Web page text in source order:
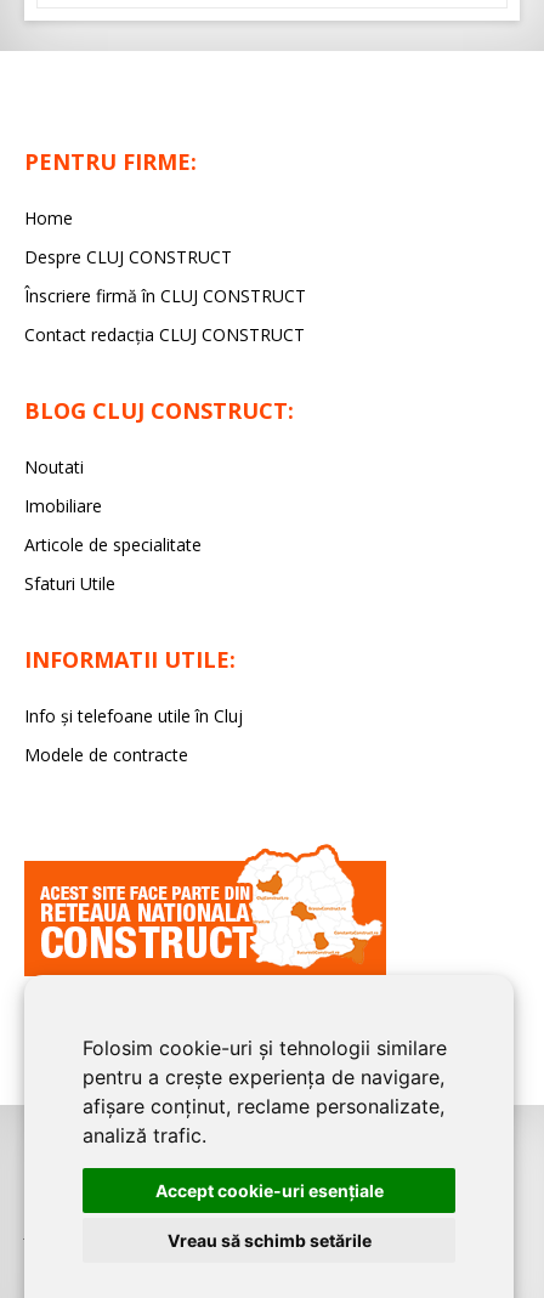
Folosim cookie-uri și tehnologii similare
pentru a crește experiența de navigare,
afișare conținut, reclame personalizate,
analiză trafic.
Accept cookie-uri esenţiale
Vreau să schimb setările
PENTRU FIRME:
Home
Despre CLUJ CONSTRUCT
Înscriere firmă în CLUJ CONSTRUCT
Contact redacția CLUJ CONSTRUCT
BLOG CLUJ CONSTRUCT:
Noutati
Imobiliare
Articole de specialitate
Sfaturi Utile
INFORMATII UTILE:
Info și telefoane utile în Cluj
Modele de contracte
CLUJ CONSTRUCTeste un serviciu de promovare online pentru
firme. Proiect digital dezvoltat deLIVE COMMUNICATIONS SRL
J12/4191/2006, RO19492087